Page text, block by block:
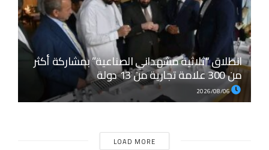
انطلاق “ثلاثية مشهداني الصناعية” بمشاركة أكثر
من 300 علامة تجارية من 13 دولة
2026/08/06
LOAD MORE